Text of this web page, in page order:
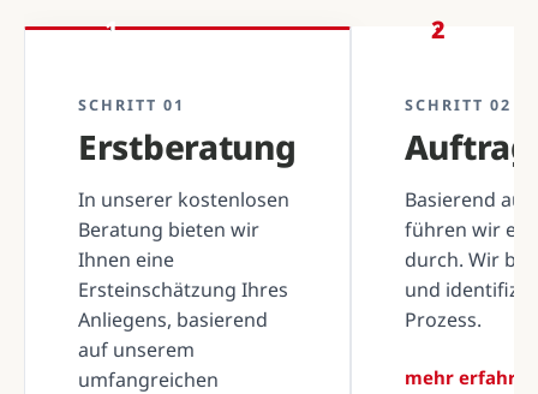
1
SCHRITT 01
Erstberatung
In unserer kostenlosen
Beratung bieten wir
Ihnen eine
Ersteinschätzung Ihres
Anliegens, basierend
auf unserem
umfangreichen
2
SCHRITT 02
Basierend
führen wir
durch. Wir
und
Prozess.
mehr erfahren